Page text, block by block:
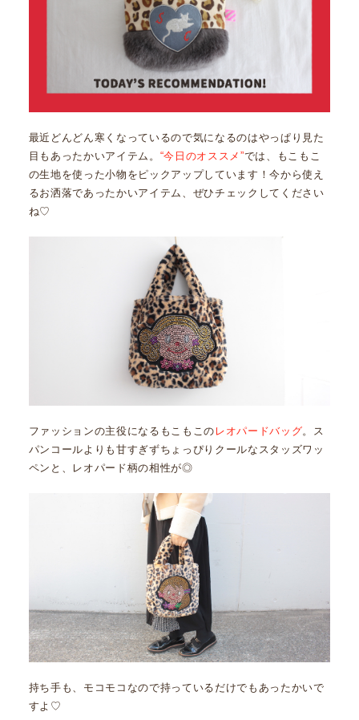
最近どんどん寒くなっているので気になるのはやっぱり見た
目もあったかいアイテム。 “今日のオススメ”では、もこもこ
の生地を使った小物をピックアップしています！今から使え
るお洒落であったかいアイテム、ぜひチェックしてください
ね♡
ファッションの主役になるもこもこの レオパードバッグ。ス
パンコールよりも甘すぎずちょっぴりクールなスタッズワッ
ペンと、レオパード柄の相性が◎
持ち手も、モコモコなので持っているだけでもあったかいで
すよ♡